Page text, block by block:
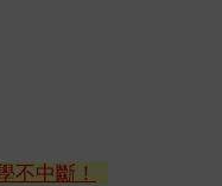
不中斷！